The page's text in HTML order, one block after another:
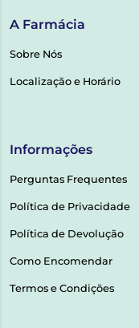
A Farmácia
Sobre Nós
Localização e Horário
Informações
Perguntas Frequentes
Política de Privacidade
Política de Devolução
Como Encomendar
Termos e Condições